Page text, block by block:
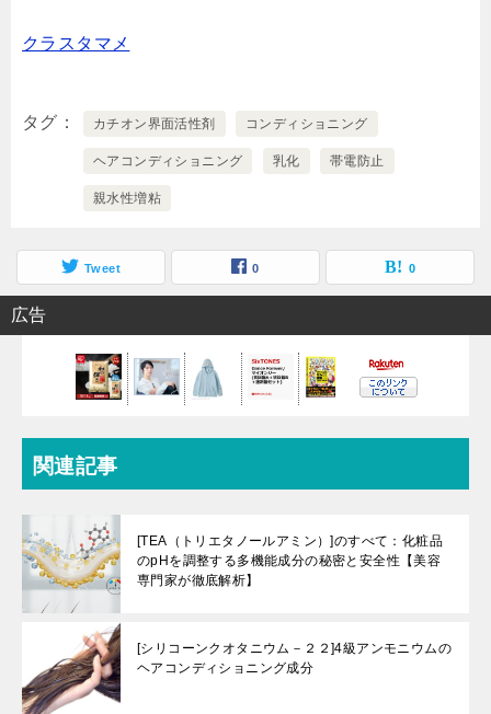
クラスタマメ
タグ カチオン界面活性剤 コンディショニング
ヘアコンディショニング 乳化 帯電防止
親水性増粘
Tweet 0 0
広告
関連記事
[TEA（トリエタノールアミン）]のすべて：化粧品
のpHを調整する多機能成分の秘密と安全性【美容
専門家が徹底解析】
[シリコーンクオタニウム－２２]4級アンモニウムの
ヘアコンディショニング成分